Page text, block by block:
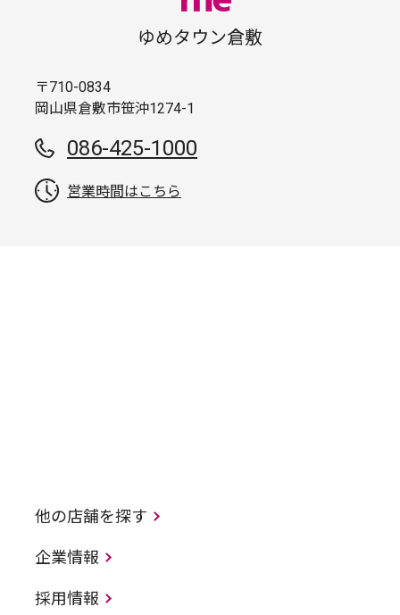
ゆめタウン倉敷
〒710-0834
岡山県倉敷市笹沖1274-1
086-425-1000
営業時間はこちら
他の店舗を探す
企業情報
採用情報